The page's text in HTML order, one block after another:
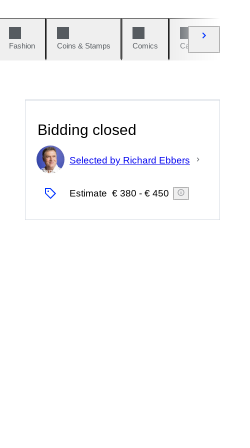
Fashion Coins & Stamps Comics Cars & Bikes
Bidding closed
Expert
Selected by Richard Ebbers
Estimate € 380 - € 450